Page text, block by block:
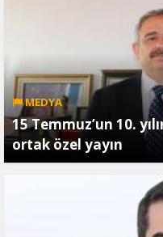
MEDYA
15 Temmuz’un 10.
ortak özel yayın